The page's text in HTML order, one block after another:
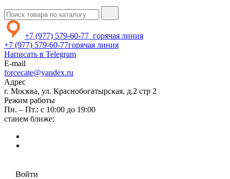
+7 (977) 579-60-77 горячая линия
+7 (977) 579-60-77горячая линия
Написать в Telegram
E-mail
forcecate@yandex.ru
Адрес
г. Москва, ул. Краснобогатырская, д.2 стр 2
Режим работы
Пн. – Пт.: с 10:00 до 19:00
станем ближе:
Войти